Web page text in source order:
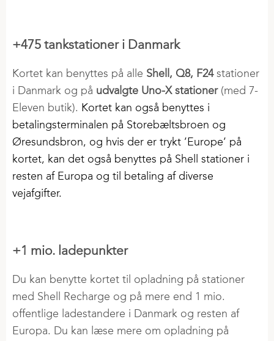
+475 tankstationer i Danmark
Kortet kan benyttes på alle Shell, Q8, F24stationer
i Danmark og på udvalgte Uno-X stationer(med 7-
Eleven butik). Kortet kan også benyttes i
betalingsterminalen på Storebæltsbroen og
Øresundsbron, og hvis der er trykt ’Europe’ på
kortet, kan det også benyttes på Shell stationer i
resten af Europa og til betaling af diverse
vejafgifter.
+1 mio. ladepunkter
Du kan benytte kortet til opladning på stationer
med Shell Recharge og på mere end 1 mio.
offentlige ladestandere i Danmark og resten af
Europa. Du kan læse mere om opladning på